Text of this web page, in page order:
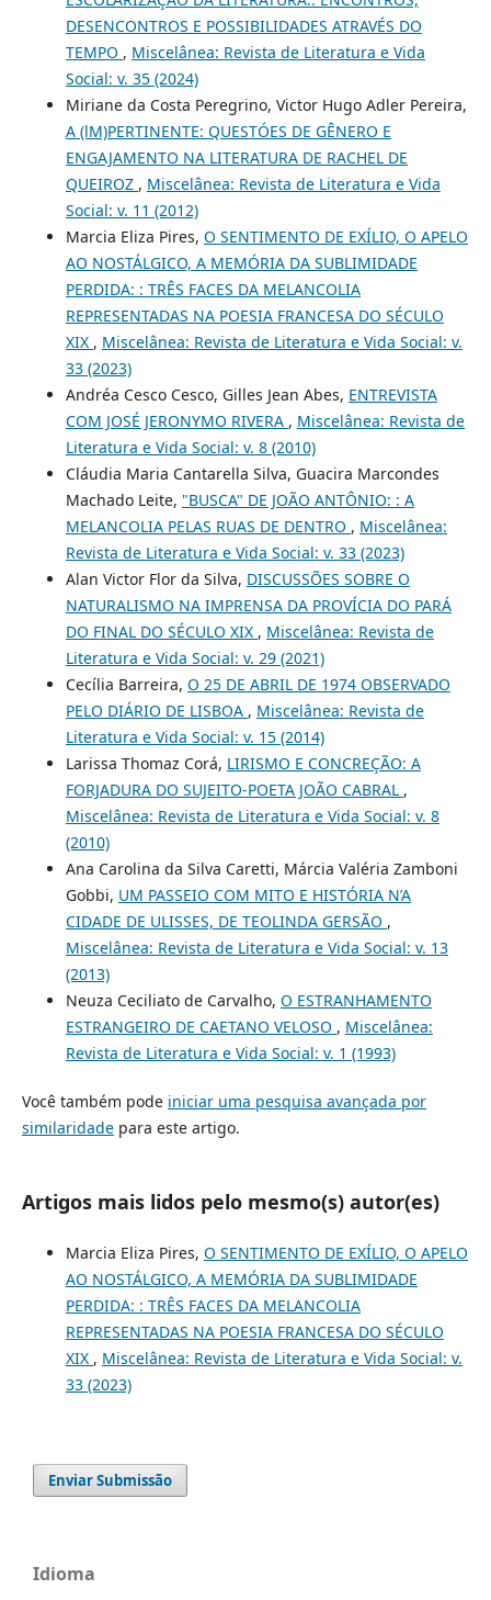
DESENCONTROS E POSSIBILIDADES ATRAVÉS DO
TEMPO , Miscelânea: Revista de Literatura e Vida
Social: v. 35 (2024)
Miriane da Costa Peregrino, Victor Hugo Adler Pereira,
A (lM)PERTINENTE: QUESTÓES DE GÊNERO E
ENGAJAMENTO NA LITERATURA DE RACHEL DE
QUEIROZ , Miscelânea: Revista de Literatura e Vida
Social: v. 11 (2012)
Marcia Eliza Pires, O SENTIMENTO DE EXÍLIO, O APELO
AO NOSTÁLGICO, A MEMÓRIA DA SUBLIMIDADE
PERDIDA: : TRÊS FACES DA MELANCOLIA
REPRESENTADAS NA POESIA FRANCESA DO SÉCULO
XIX , Miscelânea: Revista de Literatura e Vida Social: v.
33 (2023)
Andréa Cesco Cesco, Gilles Jean Abes, ENTREVISTA
COM JOSÉ JERONYMO RIVERA , Miscelânea: Revista de
Literatura e Vida Social: v. 8 (2010)
Cláudia Maria Cantarella Silva, Guacira Marcondes
Machado Leite, "BUSCA" DE JOÃO ANTÔNIO: : A
MELANCOLIA PELAS RUAS DE DENTRO , Miscelânea:
Revista de Literatura e Vida Social: v. 33 (2023)
Alan Victor Flor da Silva, DISCUSSÕES SOBRE O
NATURALISMO NA IMPRENSA DA PROVÍCIA DO PARÁ
DO FINAL DO SÉCULO XIX , Miscelânea: Revista de
Literatura e Vida Social: v. 29 (2021)
Cecília Barreira, O 25 DE ABRIL DE 1974 OBSERVADO
PELO DIÁRIO DE LISBOA , Miscelânea: Revista de
Literatura e Vida Social: v. 15 (2014)
Larissa Thomaz Corá, LIRISMO E CONCREÇÃO: A
FORJADURA DO SUJEITO-POETA JOÃO CABRAL ,
Miscelânea: Revista de Literatura e Vida Social: v. 8
(2010)
Ana Carolina da Silva Caretti, Márcia Valéria Zamboni
Gobbi, UM PASSEIO COM MITO E HISTÓRIA N’A
CIDADE DE ULISSES, DE TEOLINDA GERSÃO ,
Miscelânea: Revista de Literatura e Vida Social: v. 13
(2013)
Neuza Ceciliato de Carvalho, O ESTRANHAMENTO
ESTRANGEIRO DE CAETANO VELOSO , Miscelânea:
Revista de Literatura e Vida Social: v. 1 (1993)
Você também pode iniciar uma pesquisa avançada por
similaridadepara este artigo.
Artigos mais lidos pelo mesmo(s) autor(es)
Marcia Eliza Pires, O SENTIMENTO DE EXÍLIO, O APELO
AO NOSTÁLGICO, A MEMÓRIA DA SUBLIMIDADE
PERDIDA: : TRÊS FACES DA MELANCOLIA
REPRESENTADAS NA POESIA FRANCESA DO SÉCULO
XIX , Miscelânea: Revista de Literatura e Vida Social: v.
33 (2023)
Enviar Submissão
Idioma